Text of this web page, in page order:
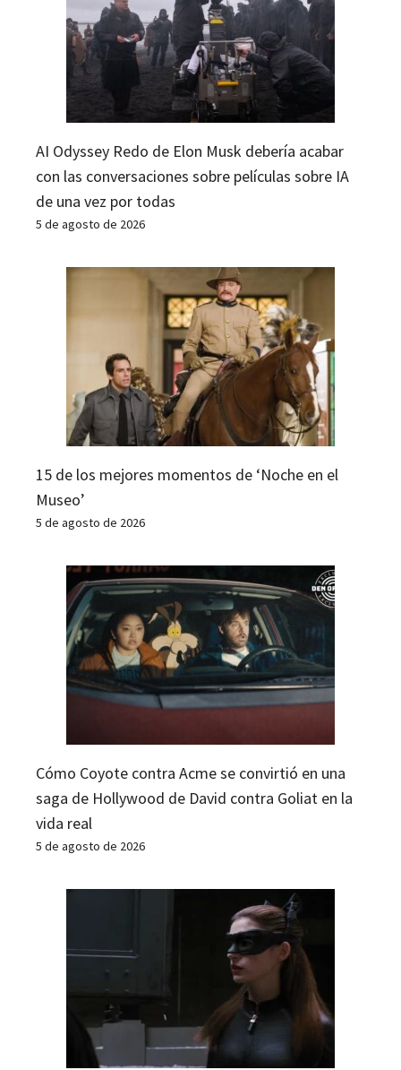
AI Odyssey Redo de Elon Musk debería acabar
con las conversaciones sobre películas sobre IA
de una vez por todas
5 de agosto de 2026
15 de los mejores momentos de ‘Noche en el
Museo’
5 de agosto de 2026
Cómo Coyote contra Acme se convirtió en una
saga de Hollywood de David contra Goliat en la
vida real
5 de agosto de 2026